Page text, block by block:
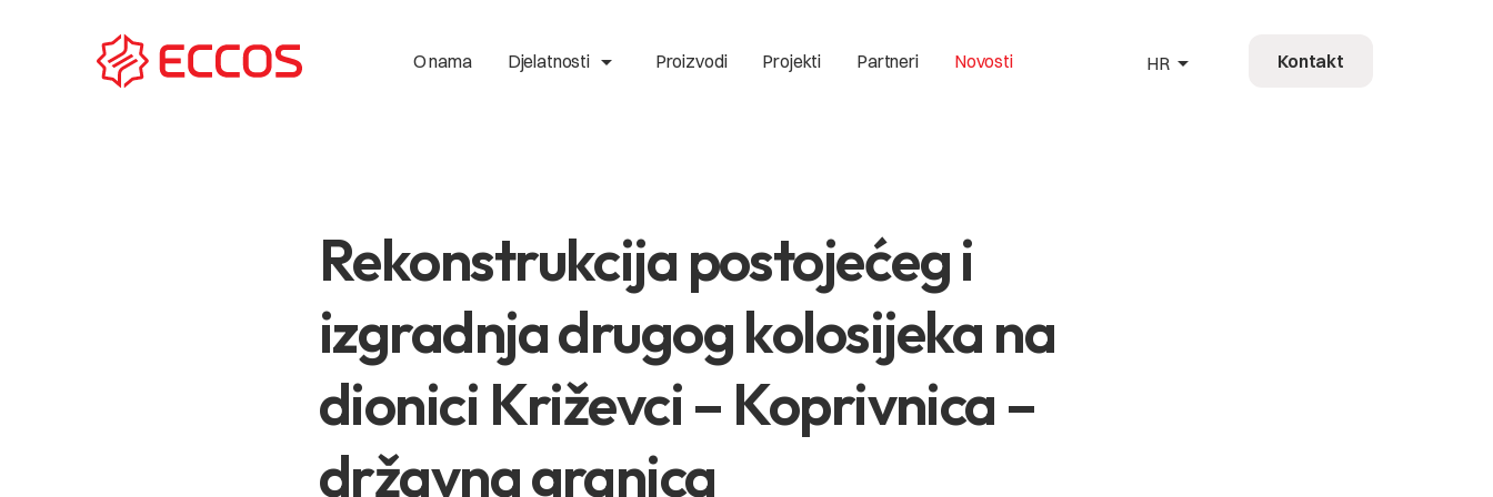
O nama Djelatnosti arrow_drop_up Proizvodi Projekti Partneri Novosti HR arrow_drop_up Kontakt
Rekonstrukcija postojećeg i
izgradnja drugog kolosijeka na
dionici Križevci – Koprivnica –
državna granica